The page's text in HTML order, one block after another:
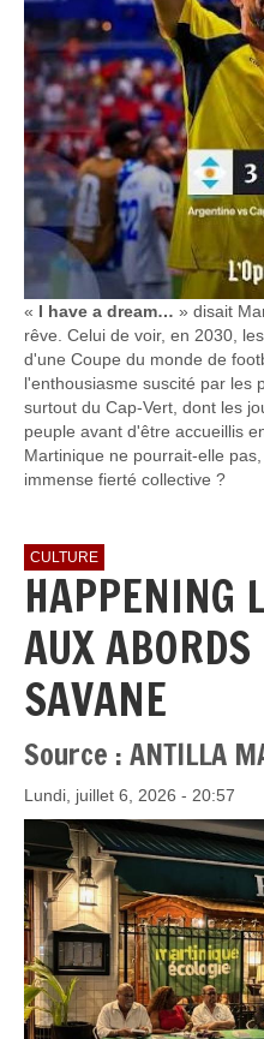
« I have a dream… » disait
rêve. Celui de voir, en 2030, les
d'une Coupe du monde de
l'enthousiasme suscité par les
surtout du Cap-Vert, dont les
peuple avant d'être accueillis
Martinique ne pourrait-elle
immense fierté collective ?
CULTURE
HAPPENING
AUX
SAVANE
Source : ANTILLA
Lundi, juillet 6, 2026 - 20:57